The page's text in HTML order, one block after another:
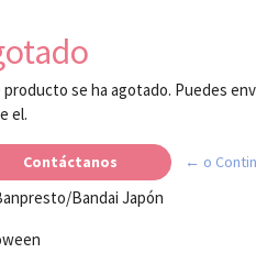
producto se ha agotado. Puedes
el.
Contáctanos ← o
Bandai Japón